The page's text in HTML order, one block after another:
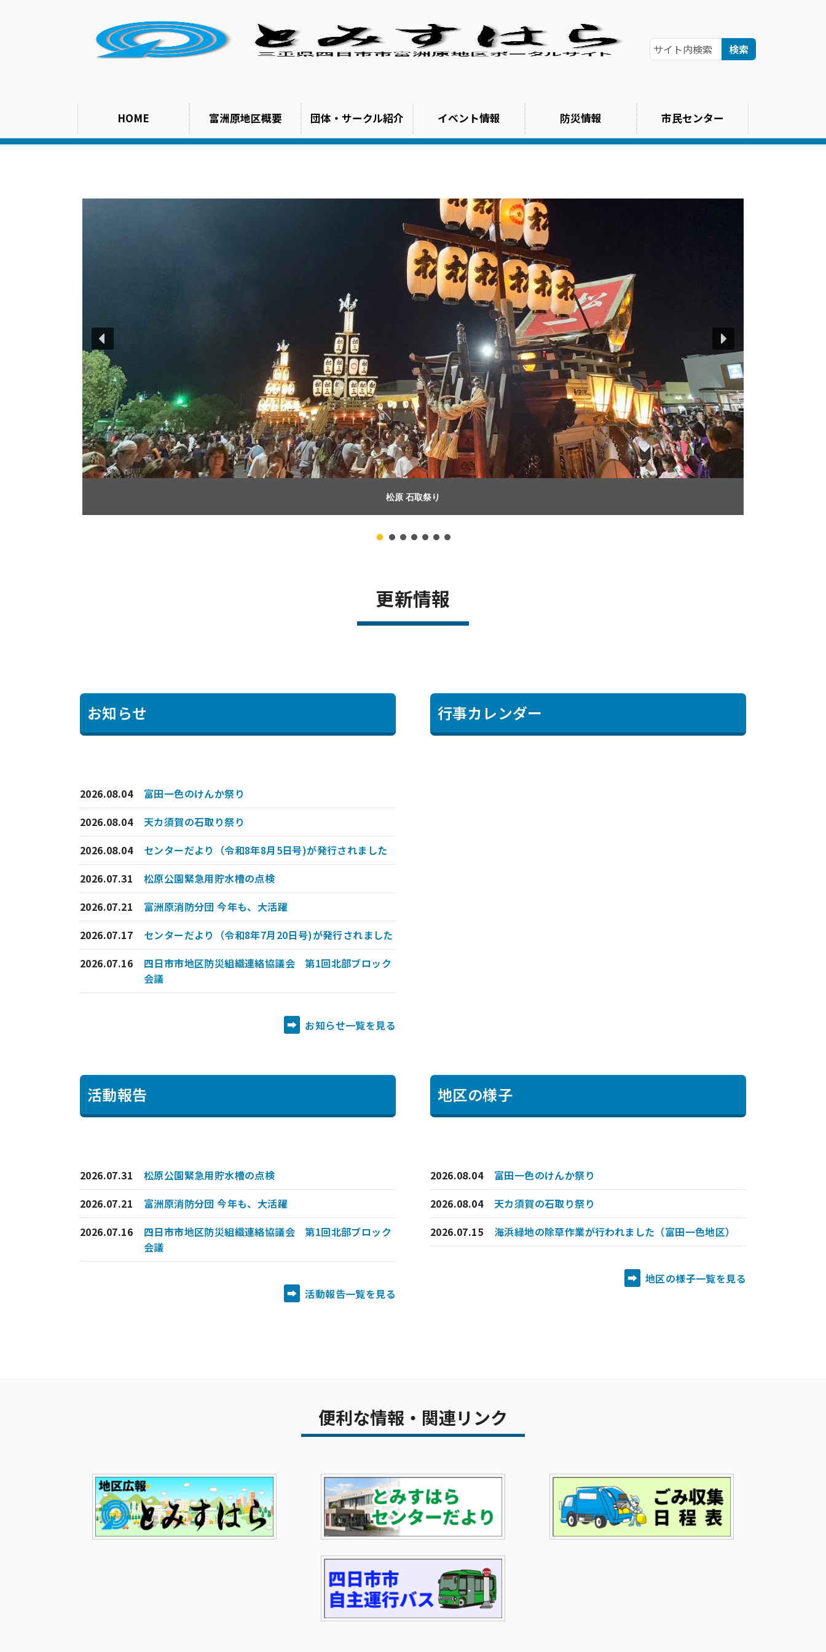
検索
HOME 富洲原地区概要 団体・サークル紹介 イベント情報 防災情報 市民センター
天カ須賀 石取祭り
更新情報
お知らせ
2026.08.04
富田一色のけんか祭り
2026.08.04
天カ須賀の石取り祭り
2026.08.04
センターだより（令和8年8月5日号)が発行されました
2026.07.31
松原公園緊急用貯水槽の点検
2026.07.21
富洲原消防分団 今年も、大活躍
2026.07.17
センターだより（令和8年7月20日号)が発行されました
2026.07.16
四日市市地区防災組織連絡協議会 第1回北部ブロック
会議
お知らせ一覧を見る
行事カレンダー
活動報告
2026.07.31
松原公園緊急用貯水槽の点検
2026.07.21
富洲原消防分団 今年も、大活躍
2026.07.16
四日市市地区防災組織連絡協議会 第1回北部ブロック
会議
活動報告一覧を見る
地区の様子
2026.08.04
富田一色のけんか祭り
2026.08.04
天カ須賀の石取り祭り
2026.07.15
海浜緑地の除草作業が行われました（富田一色地区）
地区の様子一覧を見る
便利な情報・関連リンク